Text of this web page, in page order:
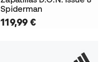
Spiderman
119,99 €